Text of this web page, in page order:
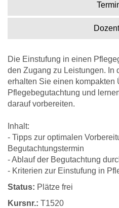
Die Einstufung in einen
den Zugang zu Leistungen. In
erhalten Sie einen kompakten
Pflegebegutachtung und
darauf vorbereiten.
Inhalt:
- Tipps zur optimalen
Begutachtungstermin
- Ablauf der Begutachtung
- Kriterien zur Einstufung in
Status: Plätze frei
Kursnr.: T1520